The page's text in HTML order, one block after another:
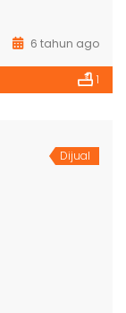
6 tahun ago
1
Dijual